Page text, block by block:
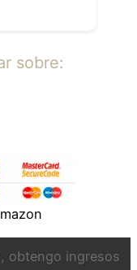
sobre:
obtengo ingresos